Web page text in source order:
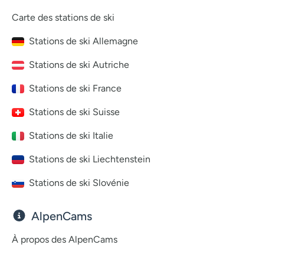
Carte des stations de ski
Stations de ski Allemagne
Stations de ski Autriche
Stations de ski France
Stations de ski Suisse
Stations de ski Italie
Stations de ski Liechtenstein
Stations de ski Slovénie
AlpenCams
À propos des AlpenCams